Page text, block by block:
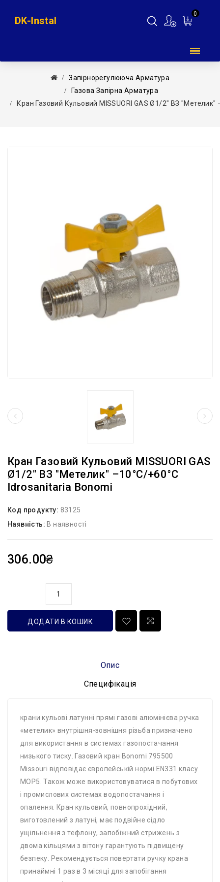
0
DK-Instal
Запірнорегулююча Арматура
Газова Запірна Арматура
Кран Газовий Кульовий MISSUORI GAS Ø1/2″ ВЗ
Кран Газовий Кульовий MISSUORI GAS
Ø1/2″ ВЗ ″метелик″ –10°C/+60°C
Idrosanitaria Bonomi
Код продукту: 83125
Наявність: В наявності
306.00₴
ДОДАТИ В КОШИК
Опис
Специфікація
крани кульові латунні прямі газові алюмінієва ручка
«метелик» внутрішня-зовнішня різьба призначено
для використання в системах газопостачання
низького тиску. Газовий кран Bonomi 795500
Missouri відповідає європейській нормі EN331 класу
MOP5. Також може використовуватися в побутових
і промислових системах водопостачання і
опалення. Кран кульовий, повнопрохідний,
виготовлений з латуні, має подвійне сідло
ущільнення з тефлону, запобіжний стрижень з
двома кільцями з вітону гарантують підвищену
безпеку. Рекомендується повертати ручку крана
принаймні 1 раз в 3 місяці для запобігання